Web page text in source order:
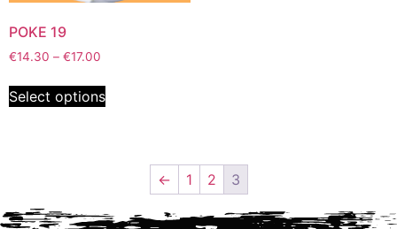
POKE 19
€14.30 – €17.00
Select options
← 1 2 3